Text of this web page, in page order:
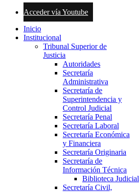
Acceder vía Youtube
Inicio
Institucional
Tribunal Superior de
Justicia
Autoridades
Secretaría
Administrativa
Secretaría de
Superintendencia y
Control Judicial
Secretaría Penal
Secretaría Laboral
Secretaría Económica
y Financiera
Secretaría Originaria
Secretaría de
Información Técnica
Biblioteca Judicial
Secretaría Civil,